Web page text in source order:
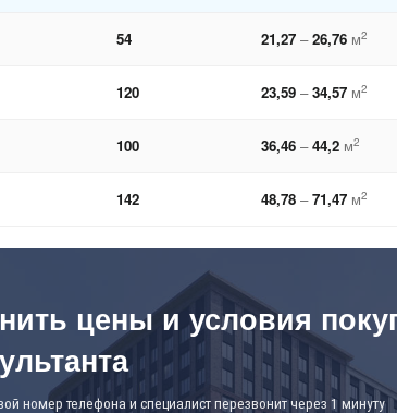
54 21,27 –26,76 м2
120 23,59 –34,57 м2
100 36,46 –44,2 м2
142 48,78 –71,47 м2
цены и условия
номер телефона и специалист перезвонит через 1 минуту